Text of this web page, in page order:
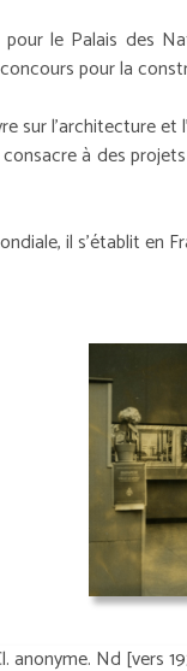
le Palais des
pour la
sur l'architecture et
à des
il s'établit en